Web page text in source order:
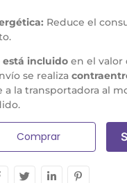
Reduce el
está incluidoen el valor
se realiza
la transportadora al
Comprar